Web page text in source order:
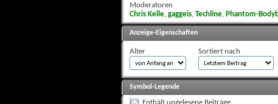
Moderatoren
Chris Kelle, gaggeis, Techline, Phantom-
Anzeige-Eigenschaften
Alter Sortiert nach
Symbol-Legende
Enthält ungelesene Beiträge